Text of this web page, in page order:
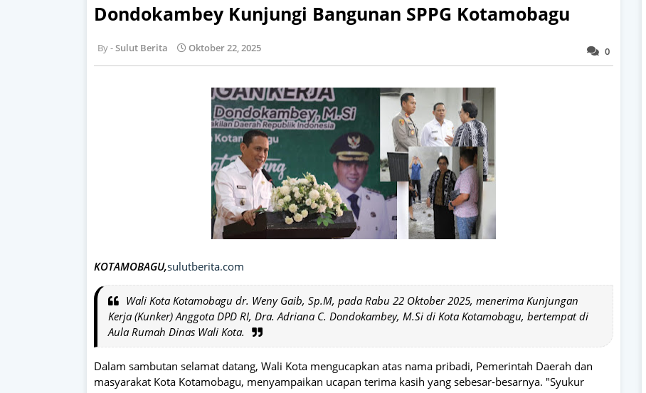
Dondokambey Kunjungi Bangunan SPPG Kotamobagu
0
Sulut Berita Oktober 22, 2025
KOTAMOBAGU,sulutberita.com
Wali Kota Kotamobagu dr. Weny Gaib, Sp.M, pada Rabu 22 Oktober 2025, menerima Kunjungan
Kerja (Kunker) Anggota DPD RI, Dra. Adriana C. Dondokambey, M.Si di Kota Kotamobagu, bertempat di
Aula Rumah Dinas Wali Kota.
Dalam sambutan selamat datang, Wali Kota mengucapkan atas nama pribadi, Pemerintah Daerah dan
masyarakat Kota Kotamobagu, menyampaikan ucapan terima kasih yang sebesar-besarnya. "Syukur